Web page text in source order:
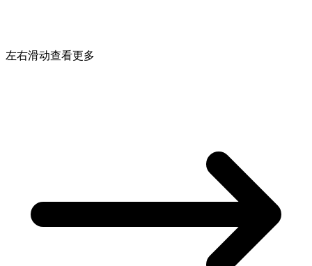
左右滑动查看更多